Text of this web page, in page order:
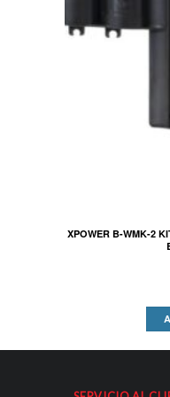
XPOWER B-WMK-2